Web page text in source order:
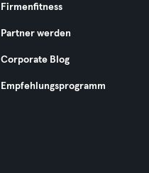
Firmenfitness
Partner werden
Corporate Blog
Empfehlungsprogramm